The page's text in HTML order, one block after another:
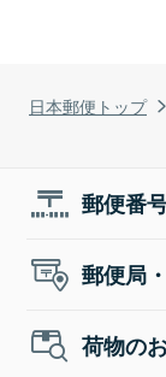
日本郵便トップ
郵便番
郵便局
荷物の